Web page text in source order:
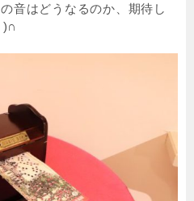
音はどうなるのか、期待し
)∩